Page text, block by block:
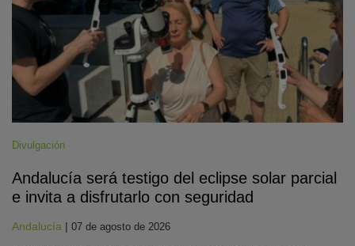
Divulgación
Andalucía será testigo del eclipse solar parcial
e invita a disfrutarlo con seguridad
Andalucía | 07 de agosto de 2026